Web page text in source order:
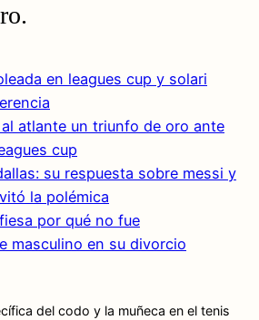
en leagues cup y solari
atlante un triunfo de oro ante
cup
su respuesta sobre messi y
la polémica
por qué no fue
masculino en su divorcio
del codo y la muñeca en el tenis